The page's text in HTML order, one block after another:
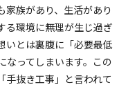
家族があり、生活があり
る環境に無理が生じ過ぎ
いとは裏腹に「必要最低
なってしまいます。この
手抜き工事」と言われて